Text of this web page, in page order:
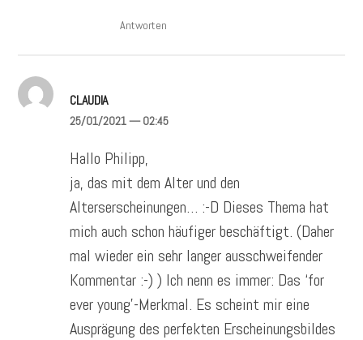
Antworten
CLAUDIA
25/01/2021— 02:45
Hallo Philipp,
ja, das mit dem Alter und den
Alterserscheinungen… :-D Dieses Thema hat
mich auch schon häufiger beschäftigt. (Daher
mal wieder ein sehr langer ausschweifender
Kommentar :-) ) Ich nenn es immer: Das ‘for
ever young’-Merkmal. Es scheint mir eine
Ausprägung des perfekten Erscheinungsbildes